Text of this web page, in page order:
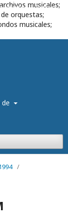
musicales;
orquestas;
musicales;
de
Entrar
/